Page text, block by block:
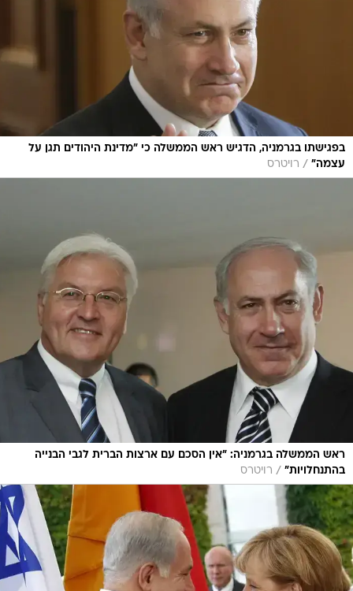
בפגישתו בגרמניה, הדגיש ראש הממשלה כי "מדינת היהודים תגן על
עצמה" / רויטרס
ראש הממשלה בגרמניה: "אין הסכם עם ארצות הברית לגבי הבנייה
בהתנחלויות" / רויטרס